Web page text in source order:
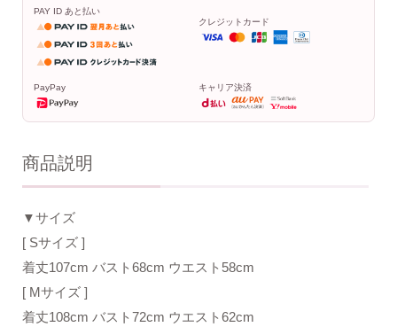
PAY ID あと払い
クレジットカード
PayPay キャリア決済
商品説明
▼サイズ
[ Sサイズ ]
着丈107cm バスト68cm ウエスト58cm
[ Mサイズ ]
着丈108cm バスト72cm ウエスト62cm